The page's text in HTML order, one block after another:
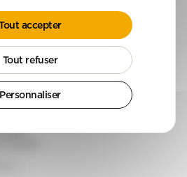
à vos envies et à votre métier
participation aux frais de transport,
et les rencontres vous permettront
accepter
Tout refuser
Personnaliser